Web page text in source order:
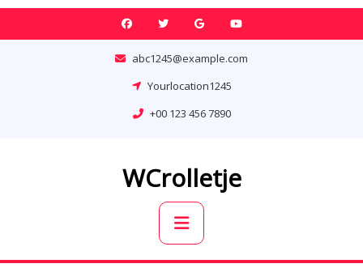
Skip
abc1245@example.com
Yourlocation1245
+00 123 456 7890
WCrolletje
Primary
Menu